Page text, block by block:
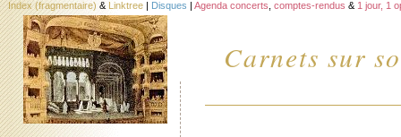
Carnets sur
Index (fragmentaire) & Linktree | Disques | Agenda concerts comptes-rendus & 1 jour, 1